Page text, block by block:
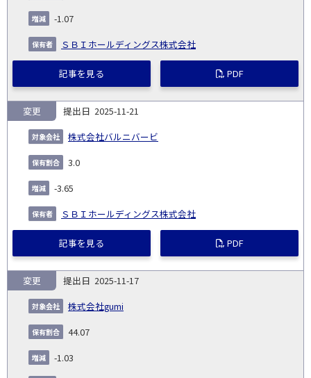
-1.07
ＳＢＩホールディングス株式会社
記事を見る PDF
2025-11-21
株式会社バルニバービ
変更
3.0
-3.65
ＳＢＩホールディングス株式会社
記事を見る PDF
2025-11-17
株式会社gumi
変更
44.07
-1.03